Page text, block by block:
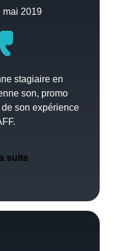
mai 2019
stagiaire en
son, promo
son expérience
suite